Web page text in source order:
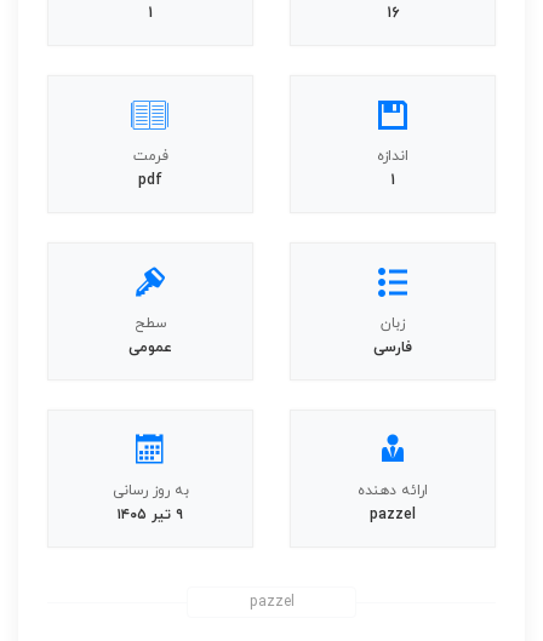
16
1
اندازه
1
فرمت
pdf
زبان
فارسی
سطح
عمومی
ارائه دهنده
pazzel
به روز رسانی
۹ تیر ۱۴۰۵
pazzel